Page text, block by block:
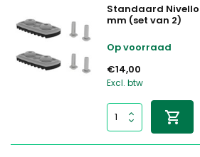
Standaard
mm (set van 2)
Op voorraad
€14,00
Excl. btw